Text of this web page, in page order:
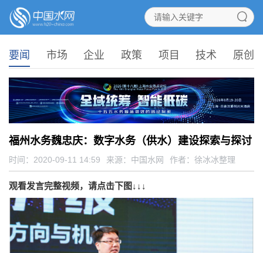
要闻 市场 企业 政策 项目 技术 原创
福州水务魏忠庆：数字水务（供水）建设探索与探讨
时间：2020-09-11 14:59 来源： 中国水网 作者：徐冰冰整理
观看发言完整视频，请点击下图↓↓↓